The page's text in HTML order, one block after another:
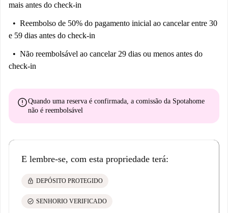
mais antes do check-in
Reembolso de 50% do pagamento inicial ao cancelar entre 30
e 59 dias antes do check-in
Não reembolsável ao cancelar 29 dias ou menos antes do
check-in
errorQuando uma reserva é confirmada, a comissão da Spotahome
não é reembolsável
E lembre-se, com esta propriedade terá:
lock DEPÓSITO PROTEGIDO
check_circle SENHORIO VERIFICADO